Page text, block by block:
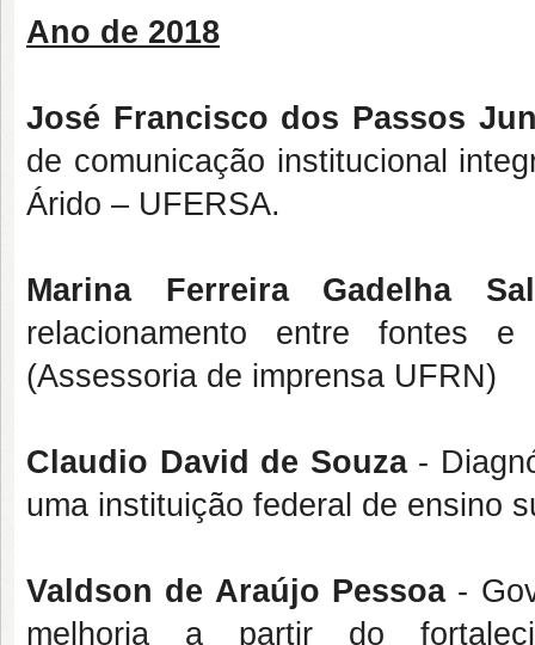
Ano de 2018
José Francisco dos Passos
de comunicação institucional
Árido – UFERSA.
Marina Ferreira Gadelha
relacionamento entre fontes
(Assessoria de imprensa UFRN)
Claudio David de Souza-
uma instituição federal de ensino
Valdson de Araújo Pessoa-
melhoria a partir do